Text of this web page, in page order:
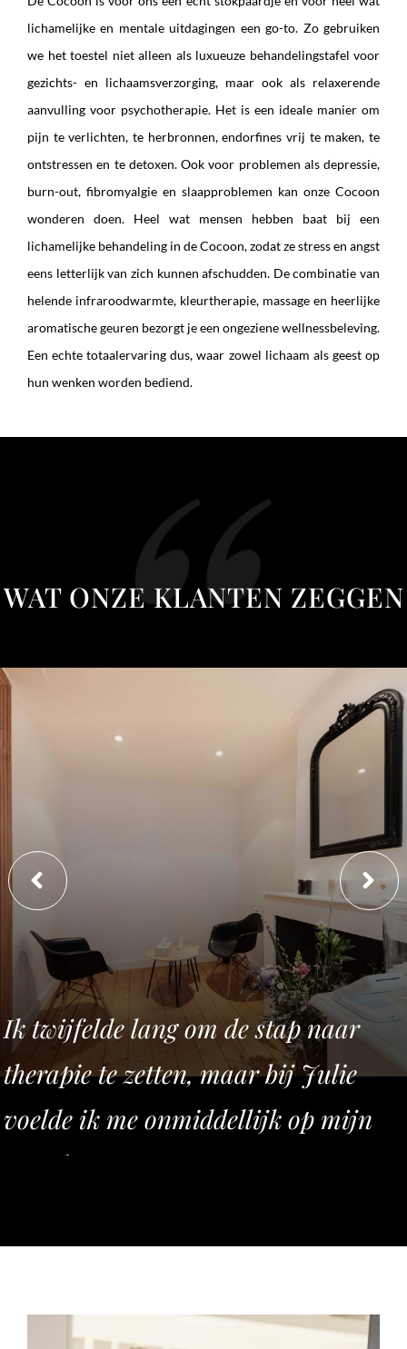
lichamelijke en mentale uitdagingen een go-to. Zo gebruiken
we het toestel niet alleen als luxueuze behandelingstafel voor
gezichts- en lichaamsverzorging, maar ook als relaxerende
aanvulling voor psychotherapie. Het is een ideale manier om
pijn te verlichten, te herbronnen, endorfines vrij te maken, te
ontstressen en te detoxen. Ook voor problemen als depressie,
burn-out, fibromyalgie en slaapproblemen kan onze Cocoon
wonderen doen. Heel wat mensen hebben baat bij een
lichamelijke behandeling in de Cocoon, zodat ze stress en angst
eens letterlijk van zich kunnen afschudden. De combinatie van
helende infraroodwarmte, kleurtherapie, massage en heerlijke
aromatische geuren bezorgt je een ongeziene wellnessbeleving.
Een echte totaalervaring dus, waar zowel lichaam als geest op
hun wenken worden bediend.
WAT ONZE KLANTEN ZEGGEN
Ik twijfelde lang om de stap naar
therapie te zetten, maar bij Julie
voelde ik me onmiddellijk op mijn
gemak.